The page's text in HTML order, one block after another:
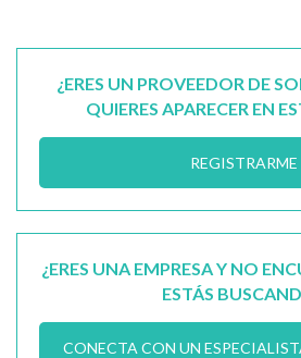
¿ERES UN PROVEEDOR DE
QUIERES APARECER EN
REGISTRARME
¿ERES UNA EMPRESA Y NO
ESTÁS
CONECTA CON UN